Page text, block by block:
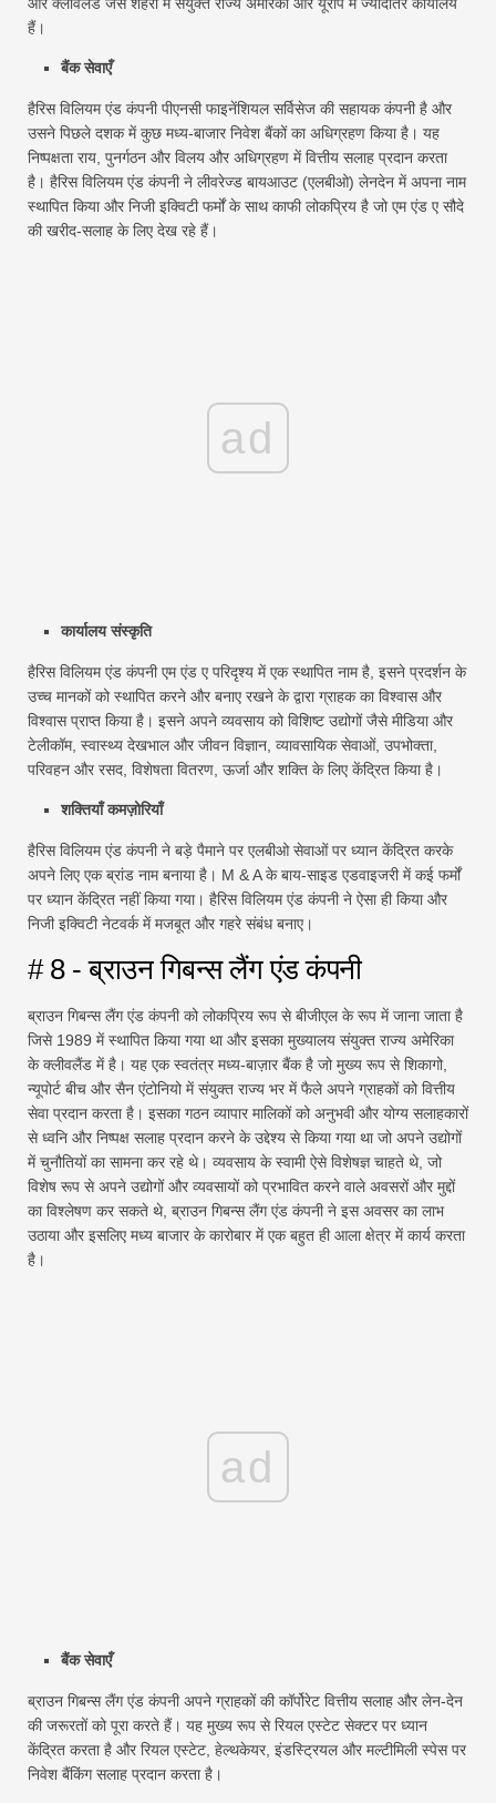
हैं।
बैंक सेवाएँ
हैरिस विलियम एंड कंपनी पीएनसी फाइनेंशियल सर्विसेज की सहायक कंपनी है और
उसने पिछले दशक में कुछ मध्य-बाजार निवेश बैंकों का अधिग्रहण किया है। यह
निष्पक्षता राय, पुनर्गठन और विलय और अधिग्रहण में वित्तीय सलाह प्रदान करता
है। हैरिस विलियम एंड कंपनी ने लीवरेज्ड बायआउट (एलबीओ) लेनदेन में अपना नाम
स्थापित किया और निजी इक्विटी फर्मों के साथ काफी लोकप्रिय है जो एम एंड ए सौदे
की खरीद-सलाह के लिए देख रहे हैं।
ad
कार्यालय संस्कृति
हैरिस विलियम एंड कंपनी एम एंड ए परिदृश्य में एक स्थापित नाम है, इसने प्रदर्शन के
उच्च मानकों को स्थापित करने और बनाए रखने के द्वारा ग्राहक का विश्वास और
विश्वास प्राप्त किया है। इसने अपने व्यवसाय को विशिष्ट उद्योगों जैसे मीडिया और
टेलीकॉम, स्वास्थ्य देखभाल और जीवन विज्ञान, व्यावसायिक सेवाओं, उपभोक्ता,
परिवहन और रसद, विशेषता वितरण, ऊर्जा और शक्ति के लिए केंद्रित किया है।
शक्तियाँ कमज़ोरियाँ
हैरिस विलियम एंड कंपनी ने बड़े पैमाने पर एलबीओ सेवाओं पर ध्यान केंद्रित करके
अपने लिए एक ब्रांड नाम बनाया है। M & A के बाय-साइड एडवाइजरी में कई फर्मों
पर ध्यान केंद्रित नहीं किया गया। हैरिस विलियम एंड कंपनी ने ऐसा ही किया और
निजी इक्विटी नेटवर्क में मजबूत और गहरे संबंध बनाए।
# 8 - ब्राउन गिबन्स लैंग एंड कंपनी
ब्राउन गिबन्स लैंग एंड कंपनी को लोकप्रिय रूप से बीजीएल के रूप में जाना जाता है
जिसे 1989 में स्थापित किया गया था और इसका मुख्यालय संयुक्त राज्य अमेरिका
के क्लीवलैंड में है। यह एक स्वतंत्र मध्य-बाज़ार बैंक है जो मुख्य रूप से शिकागो,
न्यूपोर्ट बीच और सैन एंटोनियो में संयुक्त राज्य भर में फैले अपने ग्राहकों को वित्तीय
सेवा प्रदान करता है। इसका गठन व्यापार मालिकों को अनुभवी और योग्य सलाहकारों
से ध्वनि और निष्पक्ष सलाह प्रदान करने के उद्देश्य से किया गया था जो अपने उद्योगों
में चुनौतियों का सामना कर रहे थे। व्यवसाय के स्वामी ऐसे विशेषज्ञ चाहते थे, जो
विशेष रूप से अपने उद्योगों और व्यवसायों को प्रभावित करने वाले अवसरों और मुद्दों
का विश्लेषण कर सकते थे, ब्राउन गिबन्स लैंग एंड कंपनी ने इस अवसर का लाभ
उठाया और इसलिए मध्य बाजार के कारोबार में एक बहुत ही आला क्षेत्र में कार्य करता
है।
ad
बैंक सेवाएँ
ब्राउन गिबन्स लैंग एंड कंपनी अपने ग्राहकों की कॉर्पोरेट वित्तीय सलाह और लेन-देन
की जरूरतों को पूरा करते हैं। यह मुख्य रूप से रियल एस्टेट सेक्टर पर ध्यान
केंद्रित करता है और रियल एस्टेट, हेल्थकेयर, इंडस्ट्रियल और मल्टीमिली स्पेस पर
निवेश बैंकिंग सलाह प्रदान करता है।